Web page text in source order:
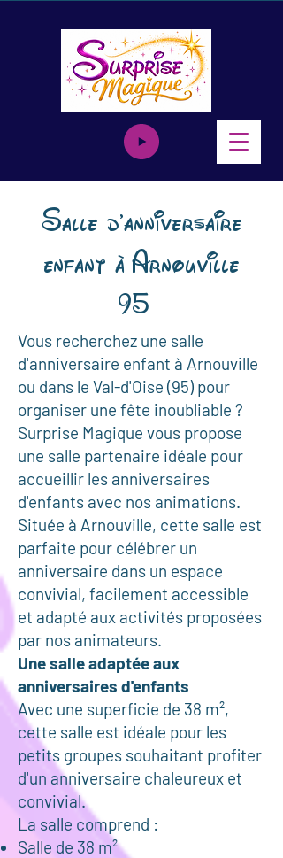
​Salle d'anniversaire
enfant à Arnouville
95
Vous recherchez une salle
d'anniversaire enfant à Arnouville
ou dans le Val-d'Oise (95) pour
organiser une fête inoubliable ?
Surprise Magique vous propose
une salle partenaire idéale pour
accueillir les anniversaires
d'enfants avec nos animations.
Située à Arnouville, cette salle est
parfaite pour célébrer un
anniversaire dans un espace
convivial, facilement accessible
et adapté aux activités proposées
par nos animateurs.
Une salle adaptée aux
anniversaires d'enfants
Avec une superficie de 38 m²,
cette salle est idéale pour les
petits groupes souhaitant profiter
d'un anniversaire chaleureux et
convivial.
La salle comprend :
Salle de 38 m²